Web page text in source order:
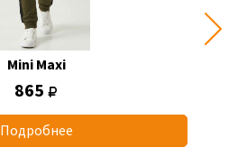
Mini Maxi
865
Подробнее